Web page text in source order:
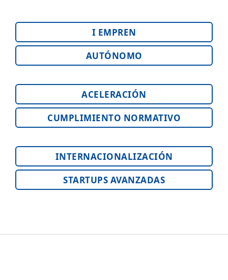
I EMPREN
AUTÓNOMO
ACELERACIÓN
CUMPLIMIENTO NORMATIVO
INTERNACIONALIZACIÓN
STARTUPS AVANZADAS